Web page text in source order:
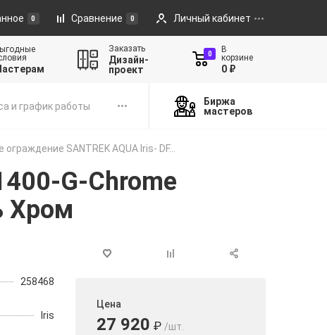
0 Сравнение 0 Личный кабинет
Заказать
Дизайн-
проект
0
В
корзине
0 ₽
и график работы
Биржа
мастеров
SANTREK AQUA Iris- DF...
G-Chrome
Хром
258468
Iris
Цена
27 920 ₽ /шт.